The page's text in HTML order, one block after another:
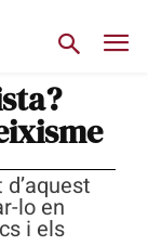
lo en
i els